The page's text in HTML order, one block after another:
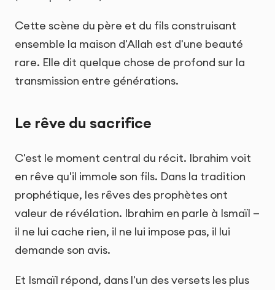
Cette scène du père et du fils construisant
ensemble la maison d'Allah est d'une beauté
rare. Elle dit quelque chose de profond sur la
transmission entre générations.
Le rêve du sacrifice
C'est le moment central du récit. Ibrahim voit
en rêve qu'il immole son fils. Dans la tradition
prophétique, les rêves des prophètes ont
valeur de révélation. Ibrahim en parle à Ismaïl —
il ne lui cache rien, il ne lui impose pas, il lui
demande son avis.
Et Ismaïl répond, dans l'un des versets les plus